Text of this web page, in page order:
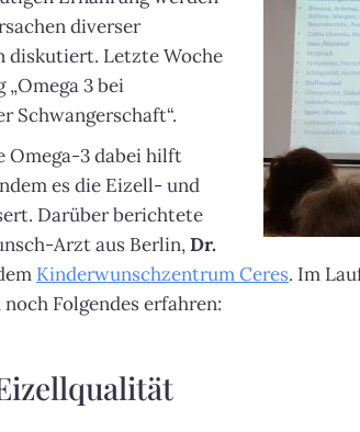
diverser
diskutiert. Letzte Woche
3 bei
Schwangerschaft“.
Omega-3 dabei hilft
es die Eizell- und
Darüber berichtete
Arzt aus Berlin,Dr.
Kinderwunschzentrum Ceres. Im
Folgendes erfahren: